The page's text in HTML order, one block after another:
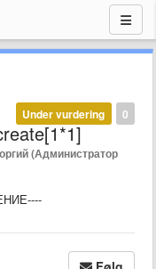
0
Under vurdering
(Администратор